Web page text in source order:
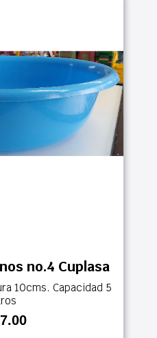
no.4 Cuplasa
10cms. Capacidad 5